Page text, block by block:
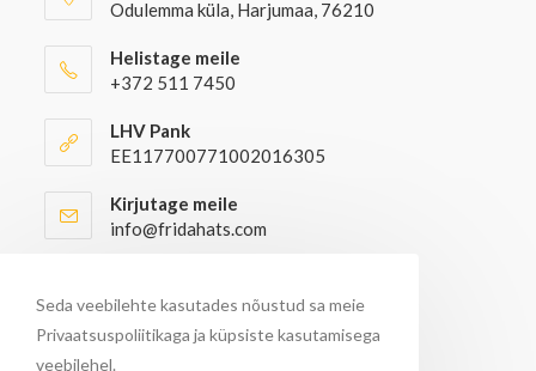
Odulemma küla, Harjumaa, 76210
Helistage meile
+372 511 7450
LHV Pank
EE117700771002016305
Kirjutage meile
info@fridahats.com
info@fridahats.com
Seda veebilehte kasutades nõustud sa meie
Privaatsuspoliitikaga ja küpsiste kasutamisega
veebilehel.